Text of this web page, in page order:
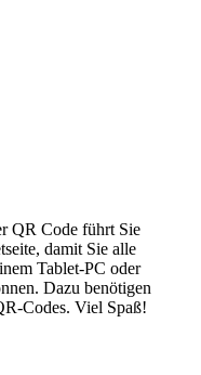
QR Code führt Sie
damit Sie alle
Tablet-PC oder
Dazu benötigen
Codes. Viel Spaß!